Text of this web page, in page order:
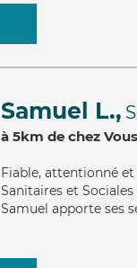
Samuel L.,
à 5km de chez Vous
Fiable, attentionné et
Sanitaires et
Samuel apporte ses